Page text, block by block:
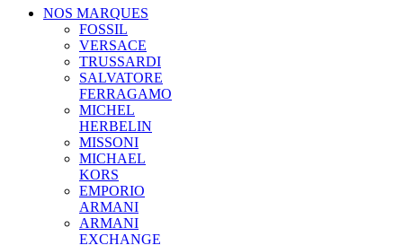
NOS MARQUES
FOSSIL
VERSACE
TRUSSARDI
SALVATORE
FERRAGAMO
MICHEL
HERBELIN
MISSONI
MICHAEL
KORS
EMPORIO
ARMANI
ARMANI
EXCHANGE